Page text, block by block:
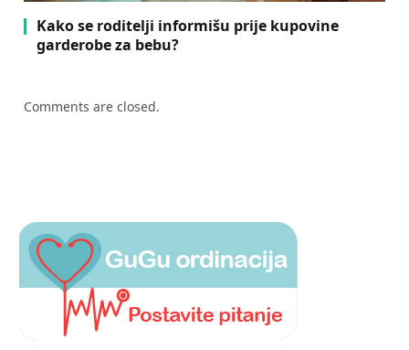
Kako se roditelji informišu prije kupovine
garderobe za bebu?
Comments are closed.